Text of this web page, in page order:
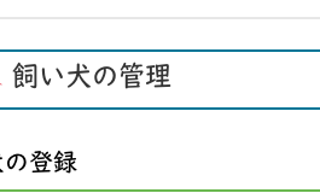
飼い犬の管理
の登録